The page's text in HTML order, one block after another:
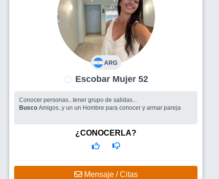
ARG
Escobar Mujer 52
Conocer personas...tener grupo de salidas...
Busco Amigos..y un un Hombre para conocer y armar pareja
¿CONOCERLA?
Mensaje / Citas